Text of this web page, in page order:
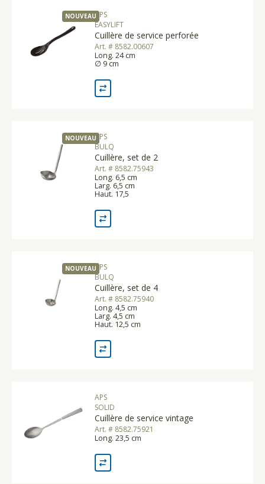
NOUVEAUAPS
EASYLIFT
Cuillère de service perforée
Art. # 8582.00607
Long. 24 cm
∅ 9 cm
NOUVEAUAPS
BULQ
Cuillère, set de 2
Art. # 8582.75943
Long. 6,5 cm
Larg. 6,5 cm
Haut. 17,5
NOUVEAUAPS
BULQ
Cuillère, set de 4
Art. # 8582.75940
Long. 4,5 cm
Larg. 4,5 cm
Haut. 12,5 cm
APS
SOLID
Cuillère de service vintage
Art. # 8582.75921
Long. 23,5 cm